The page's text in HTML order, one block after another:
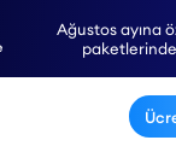
Ağustos ayına